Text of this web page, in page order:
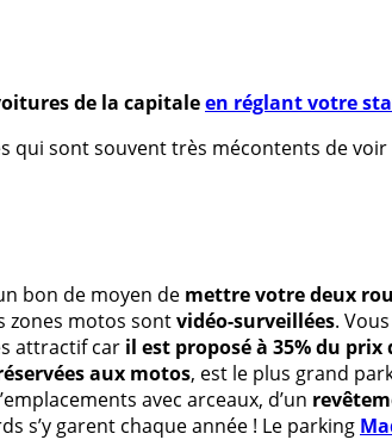
de la capitaleen réglant votre
qui sont souvent très mécontents de
bon de moyen de mettre votre deux
zones motos sontvidéo-surveillées.
attractif car il est proposé à 35% du
aux motos, est le plus grand
avec arceaux, d’un
s’y garent chaque année ! Le parking